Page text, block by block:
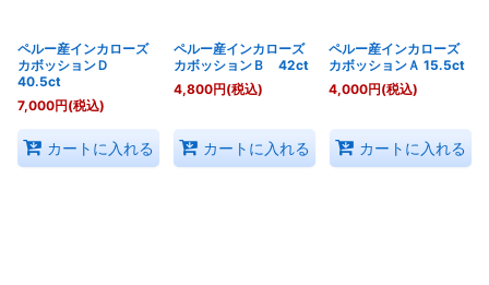
ペルー産インカローズ
カボッションＤ
40.5ct
7,000円(税込)
カートに入れる
ペルー産インカローズ
カボッションＢ 42ct
4,800円(税込)
カートに入れる
ペルー産インカローズ
カボッションＡ 15.5ct
4,000円(税込)
カートに入れる